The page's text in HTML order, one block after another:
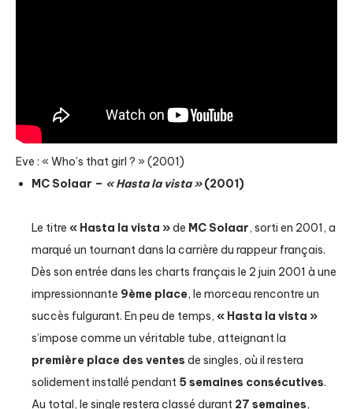
Eve : « Who’s that girl ? » (2001)
MC Solaar – « Hasta la vista »(2001)
Le titre « Hasta la vista »de MC Solaar, sorti en 2001, a
marqué un tournant dans la carrière du rappeur français.
Dès son entrée dans les charts français le 2 juin 2001 à une
impressionnante 9ème place, le morceau rencontre un
succès fulgurant. En peu de temps, « Hasta la vista »
s’impose comme un véritable tube, atteignant la
première place des ventes de singles, où il restera
solidement installé pendant 5 semaines consécutives.
Au total, le single restera classé durant 27 semaines,